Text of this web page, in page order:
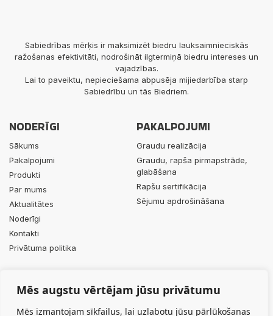
Mēs augstu vērtējam jūsu privātumu
Mēs izmantojam sīkfailus, lai uzlabotu jūsu pārlūkošanas
Sabiedrības mērķis ir maksimizēt biedru lauksaimnieciskās
ražošanas efektivitāti, nodrošināt ilgtermiņā biedru intereses un
vajadzības.
Lai to paveiktu, nepieciešama abpusēja mijiedarbība starp
Sabiedrību un tās Biedriem.
NODERĪGI
Sākums
Pakalpojumi
Produkti
Par mums
Aktualitātes
Noderīgi
Kontakti
Privātuma politika
PAKALPOJUMI
Graudu realizācija
Graudu, rapša pirmapstrāde,
glabāšana
Rapšu sertifikācija
Sējumu apdrošināšana
Minerālmēsli
Augu aizsardzības līdzekļi
+371 29453063
info@durbesgrauds.lv